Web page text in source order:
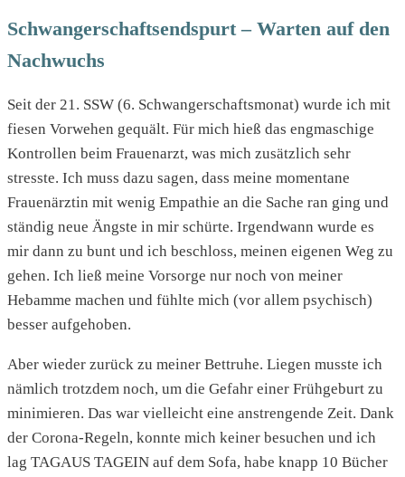
Schwangerschaftsendspurt – Warten auf den
Nachwuchs
Seit der 21. SSW (6. Schwangerschaftsmonat) wurde ich mit
fiesen Vorwehen gequält. Für mich hieß das engmaschige
Kontrollen beim Frauenarzt, was mich zusätzlich sehr
stresste. Ich muss dazu sagen, dass meine momentane
Frauenärztin mit wenig Empathie an die Sache ran ging und
ständig neue Ängste in mir schürte. Irgendwann wurde es
mir dann zu bunt und ich beschloss, meinen eigenen Weg zu
gehen. Ich ließ meine Vorsorge nur noch von meiner
Hebamme machen und fühlte mich (vor allem psychisch)
besser aufgehoben.
Aber wieder zurück zu meiner Bettruhe. Liegen musste ich
nämlich trotzdem noch, um die Gefahr einer Frühgeburt zu
minimieren. Das war vielleicht eine anstrengende Zeit. Dank
der Corona-Regeln, konnte mich keiner besuchen und ich
lag TAGAUS TAGEIN auf dem Sofa, habe knapp 10 Bücher